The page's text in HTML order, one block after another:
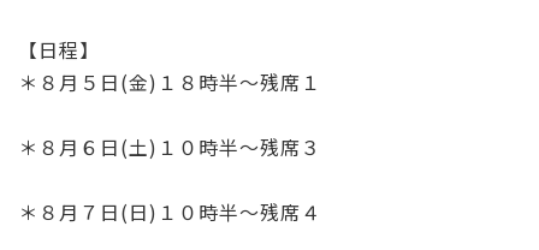
k
【日程】
＊８月５日(金)１８時半～残席１
＊８月６日(土)１０時半～残席３
＊８月７日(日)１０時半～残席４